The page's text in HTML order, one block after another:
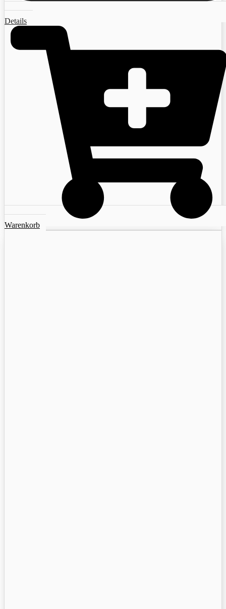
Details
Warenkorb